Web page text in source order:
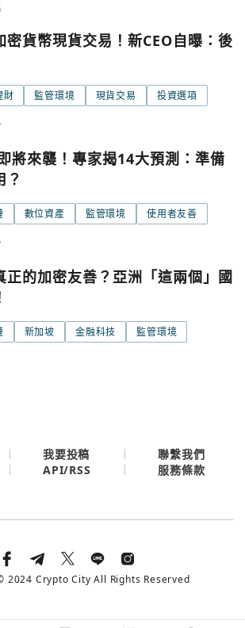
密貨幣現貨交易！新CEO自曝：後
財 監管環境 現貨交易 投資選項
將來襲！專家揭14大預測：準備
？
數位資產 監管環境 使用者友善
正的加密友善？亞洲「這兩個」國
新加坡 金融科技 監管環境
使用以下帳號繼續
Google
示您已同意
點擊關閉按鈕或空白處，即可回到加密
我要投稿
聯繫我們
API/RSS 服務條款
2024 Crypto City All Rights Reserved